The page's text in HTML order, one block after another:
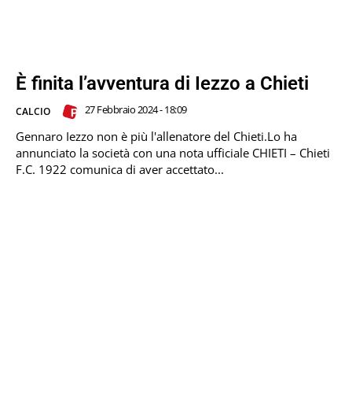
È finita l’avventura di Iezzo a Chieti
CALCIO 27 Febbraio 2024 - 18:09
Gennaro Iezzo non è più l'allenatore del Chieti.Lo ha
annunciato la società con una nota ufficiale CHIETI – Chieti
F.C. 1922 comunica di aver accettato...